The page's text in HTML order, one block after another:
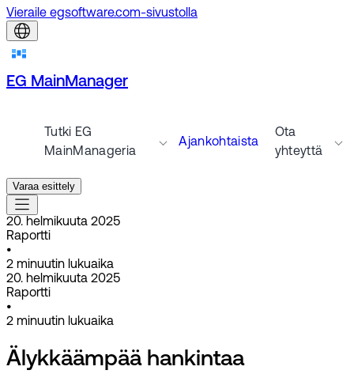
Vieraile egsoftware.com-sivustolla
EG MainManager
Tutki EG
MainManageria
Ajankohtaista
Ota
yhteyttä
Varaa esittely
20. helmikuuta 2025
Raportti
•
2 minuutin lukuaika
20. helmikuuta 2025
Raportti
•
2 minuutin lukuaika
Älykkäämpää hankintaa